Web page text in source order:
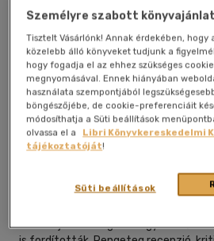
Beleolvasok Kívánságlistához
Prae Kiadó|2019|magyar nyelvű
Tíz éve jelent meg a a nagy sikerű
Személyre szabott
Tisztelt Vásárlónk! Annak érdekében, hogy
közelebb álló könyveket tudjunk a
hogy fogadja el az ehhez szükséges
megnyomásával. Ennek hiányában
használata szempontjából
böngészőjébe, de cookie-preferenciáit
módosíthatja a Süti beállítások
olvassa el a
Libri Könyvkereskedelmi
tájékoztatóját!
Süti beállítások